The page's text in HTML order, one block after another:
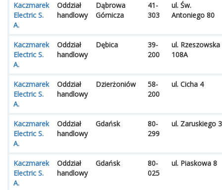
Kaczmarek
Electric S.
A.
Oddział
handlowy
Dąbrowa
Górnicza
41-
303
ul. Św.
Antoniego 80
Kaczmarek
Electric S.
A.
Oddział
handlowy
Dębica
39-
200
ul. Rzeszowska
108A
Kaczmarek
Electric S.
A.
Oddział
handlowy
Dzierżoniów
58-
200
ul. Cicha 4
Kaczmarek
Electric S.
A.
Oddział
handlowy
Gdańsk
80-
299
ul. Zaruskiego 3
Kaczmarek
Electric S.
A.
Oddział
handlowy
Gdańsk
80-
025
ul. Piaskowa 8